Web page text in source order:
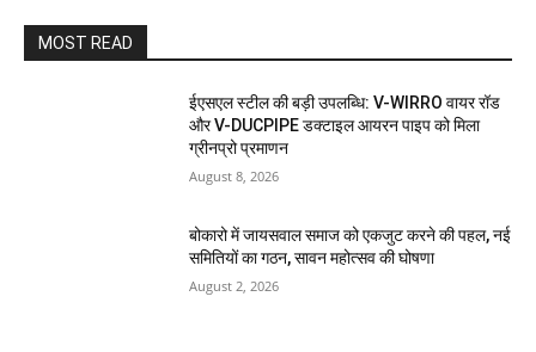
MOST READ
ईएसएल स्टील की बड़ी उपलब्धि: V-WIRRO वायर रॉड
और V-DUCPIPE डक्टाइल आयरन पाइप को मिला
ग्रीनप्रो प्रमाणन
August 8, 2026
बोकारो में जायसवाल समाज को एकजुट करने की पहल, नई
समितियों का गठन, सावन महोत्सव की घोषणा
August 2, 2026